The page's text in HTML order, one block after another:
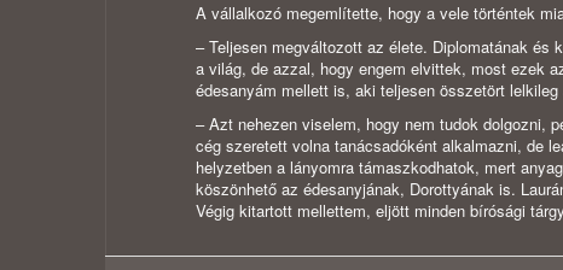
A vállalkozó megemlítette, hogy a vele történtek
– Teljesen megváltozott az élete. Diplomatának
a világ, de azzal, hogy engem elvittek, most ezek
édesanyám mellett is, aki teljesen összetört
– Azt nehezen viselem, hogy nem tudok dolgozni,
cég szeretett volna tanácsadóként alkalmazni, de
helyzetben a lányomra támaszkodhatok, mert
köszönhető az édesanyjának, Dorottyának is.
Végig kitartott mellettem, eljött minden bírósági